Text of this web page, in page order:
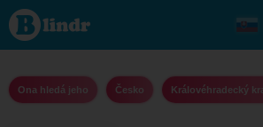
Lenkalenka77 -
Ona hledá jeho
Královéhradecký
kraj - Jičín
Ona hledá jeho Česko Královéhradecký